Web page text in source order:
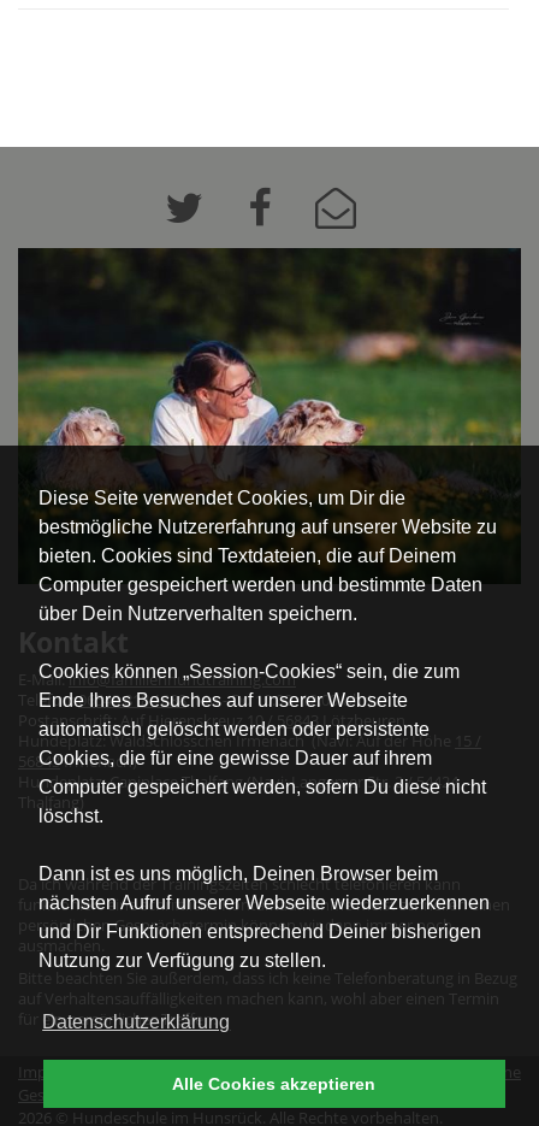
Diese Seite verwendet Cookies, um Dir die
bestmögliche Nutzererfahrung auf unserer Website zu
bieten. Cookies sind Textdateien, die auf Deinem
Computer gespeichert werden und bestimmte Daten
über Dein Nutzerverhalten speichern.
Cookies können „Session-Cookies“ sein, die zum
Ende Ihres Besuches auf unserer Webseite
automatisch gelöscht werden oder persistente
Cookies, die für eine gewisse Dauer auf ihrem
Computer gespeichert werden, sofern Du diese nicht
löschst.
Dann ist es uns möglich, Deinen Browser beim
nächsten Aufruf unserer Webseite wiederzuerkennen
und Dir Funktionen entsprechend Deiner bisherigen
Nutzung zur Verfügung zu stellen.
Datenschutzerklärung
Alle Cookies akzeptieren
Kontakt
E-Mail:info@familienhundtraining.com
Telefon:06543 818 1888(Mo - Do 10:00- 12:00 Uhr)
Postanschrift: Auf Hierenskreuz10 / 56843Lötzbeuren
Hundeplatz: Waldschlösschen Irmenach (Navi: Auf der Höhe
15 /
56843Irmenach)
Hundeplatz: Caniplace Thalfang (Navi: Langemer Str. 2 / 54424
Thalfang)
Da ich während der Trainingszeiten schlecht telefonieren kann
funktioniert eine schriftliche Kontaktaufnahme meist schneller: einen
persönlichen Gesprächstermin können wir dann immer noch
ausmachen.
Bitte beachten Sie außerdem, dass ich keine Telefonberatung in Bezug
auf Verhaltensauffälligkeiten machen kann, wohl aber einen Termin
für ein persönliches Treffen.
Impressum
Allgemeine
Geschäftsbedingungen|
Vertrag widerrufen
2026 © Hundeschule im Hunsrück. Alle Rechte vorbehalten.